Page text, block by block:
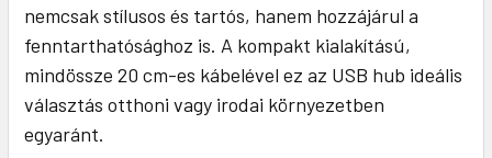
nemcsak stílusos és tartós, hanem hozzájárul a
fenntarthatósághoz is. A kompakt kialakítású,
mindössze 20 cm-es kábelével ez az USB hub ideális
választás otthoni vagy irodai környezetben
egyaránt.